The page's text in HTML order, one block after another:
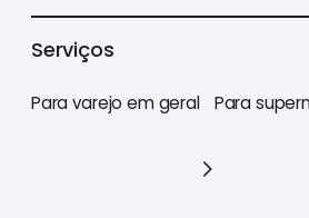
Serviços
Para varejo em geral Para